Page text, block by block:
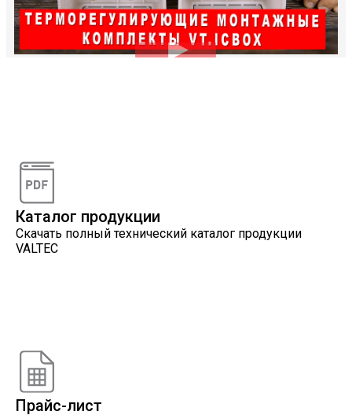
Каталог продукции
Скачать полный технический каталог продукции
VALTEC
Прайс-лист